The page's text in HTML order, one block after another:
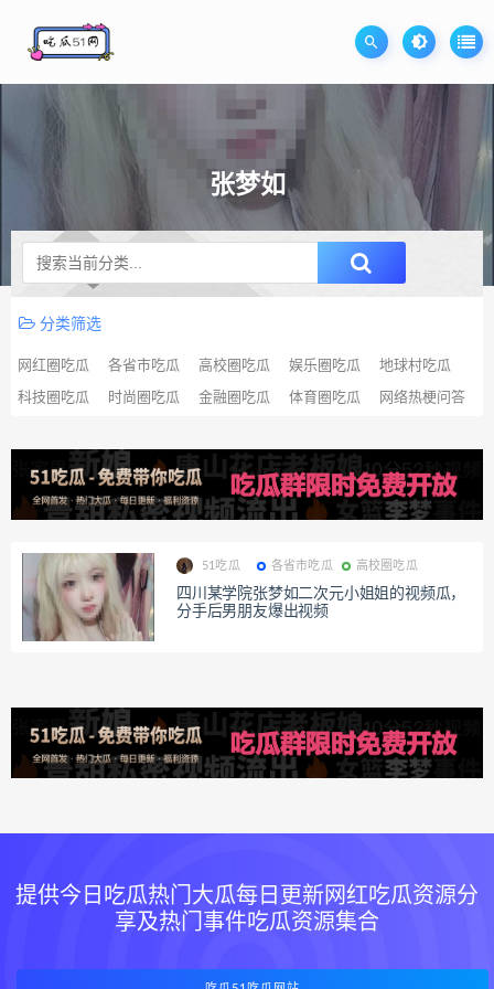
张梦如
升级SVIP无限免费下载
分类筛选
网红圈吃瓜 各省市吃瓜 高校圈吃瓜 娱乐圈吃瓜 地球村吃瓜
科技圈吃瓜 时尚圈吃瓜 金融圈吃瓜 体育圈吃瓜 网络热梗问答
51吃瓜 各省市吃瓜 高校圈吃瓜
四川某学院张梦如二次元小姐姐的视频瓜，
分手后男朋友爆出视频
提供今日吃瓜热门大瓜每日更新网红吃瓜资源分
享及热门事件吃瓜资源集合